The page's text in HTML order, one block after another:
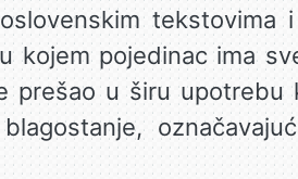
tekstovima
kojem pojedinac ima
prešao u širu upotrebu